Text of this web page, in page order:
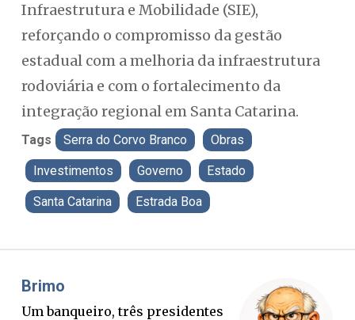
Infraestrutura e Mobilidade (SIE),
reforçando o compromisso da gestão
estadual com a melhoria da infraestrutura
rodoviária e com o fortalecimento da
integração regional em Santa Catarina.
Tags Serra do Corvo Branco Obras
Investimentos Governo Estado
Santa Catarina Estrada Boa
O Boato corre mais rápido que a